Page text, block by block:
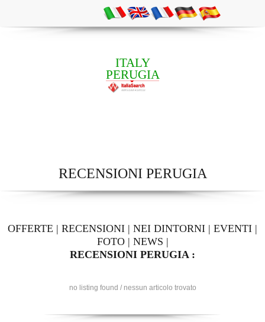
ITALY
PERUGIA
RECENSIONI PERUGIA
OFFERTE | RECENSIONI | NEI DINTORNI | EVENTI |
FOTO| NEWS |
RECENSIONI PERUGIA :
no listing found / nessun articolo trovato